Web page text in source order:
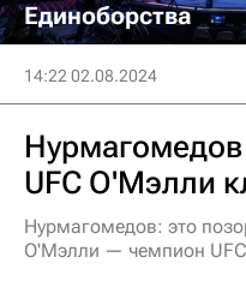
Единоборства
14:22 02.08.2024
UFC О'Мэлли
Нурмагомедов: это
О'Мэлли — чемпион UFC